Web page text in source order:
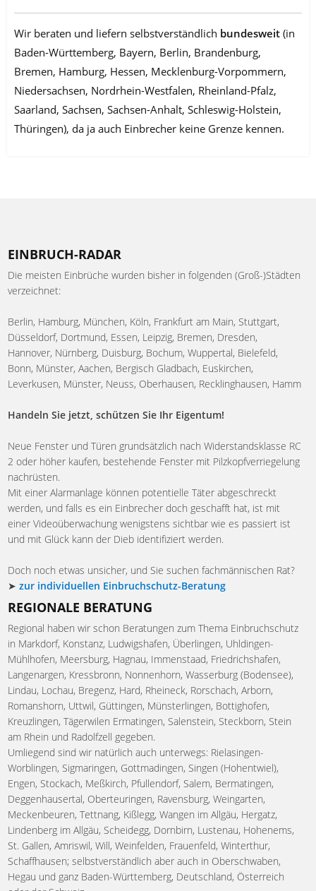
Wir beraten und liefern selbstverständlich bundesweit (in
Baden-Württemberg, Bayern, Berlin, Brandenburg,
Bremen, Hamburg, Hessen, Mecklenburg-Vorpommern,
Niedersachsen, Nordrhein-Westfalen, Rheinland-Pfalz,
Saarland, Sachsen, Sachsen-Anhalt, Schleswig-Holstein,
Thüringen), da ja auch Einbrecher keine Grenze kennen.
EINBRUCH-RADAR
Die meisten Einbrüche wurden bisher in folgenden (Groß-)Städten
verzeichnet:
Berlin, Hamburg, München, Köln, Frankfurt am Main, Stuttgart,
Düsseldorf, Dortmund, Essen, Leipzig, Bremen, Dresden,
Hannover, Nürnberg, Duisburg, Bochum, Wuppertal, Bielefeld,
Bonn, Münster, Aachen, Bergisch Gladbach, Euskirchen,
Leverkusen, Münster, Neuss, Oberhausen, Recklinghausen, Hamm
Handeln Sie jetzt, schützen Sie Ihr Eigentum!
Neue Fenster und Türen grundsätzlich nach Widerstandsklasse RC
2 oder höher kaufen, bestehende Fenster mit Pilzkopfverriegelung
nachrüsten.
Mit einer Alarmanlage können potentielle Täter abgeschreckt
werden, und falls es ein Einbrecher doch geschafft hat, ist mit
einer Videoüberwachung wenigstens sichtbar wie es passiert ist
und mit Glück kann der Dieb identifiziert werden.
Doch noch etwas unsicher, und Sie suchen fachmännischen Rat?
➤zur individuellen Einbruchschutz-Beratung
REGIONALE BERATUNG
Regional haben wir schon Beratungen zum Thema Einbruchschutz
in Markdorf, Konstanz, Ludwigshafen, Überlingen, Uhldingen-
Mühlhofen, Meersburg, Hagnau, Immenstaad, Friedrichshafen,
Langenargen, Kressbronn, Nonnenhorn, Wasserburg (Bodensee),
Lindau, Lochau, Bregenz, Hard, Rheineck, Rorschach, Arborn,
Romanshorn, Uttwil, Güttingen, Münsterlingen, Bottighofen,
Kreuzlingen, Tägerwilen Ermatingen, Salenstein, Steckborn, Stein
am Rhein und Radolfzell gegeben.
Umliegend sind wir natürlich auch unterwegs: Rielasingen-
Worblingen, Sigmaringen, Gottmadingen, Singen (Hohentwiel),
Engen, Stockach, Meßkirch, Pfullendorf, Salem, Bermatingen,
Deggenhausertal, Oberteuringen, Ravensburg, Weingarten,
Meckenbeuren, Tettnang, Kißlegg, Wangen im Allgäu, Hergatz,
Lindenberg im Allgäu, Scheidegg, Dornbirn, Lustenau, Hohenems,
St. Gallen, Amriswil, Will, Weinfelden, Frauenfeld, Winterthur,
Schaffhausen; selbstverständlich aber auch in Oberschwaben,
Hegau und ganz Baden-Württemberg, Deutschland, Österreich